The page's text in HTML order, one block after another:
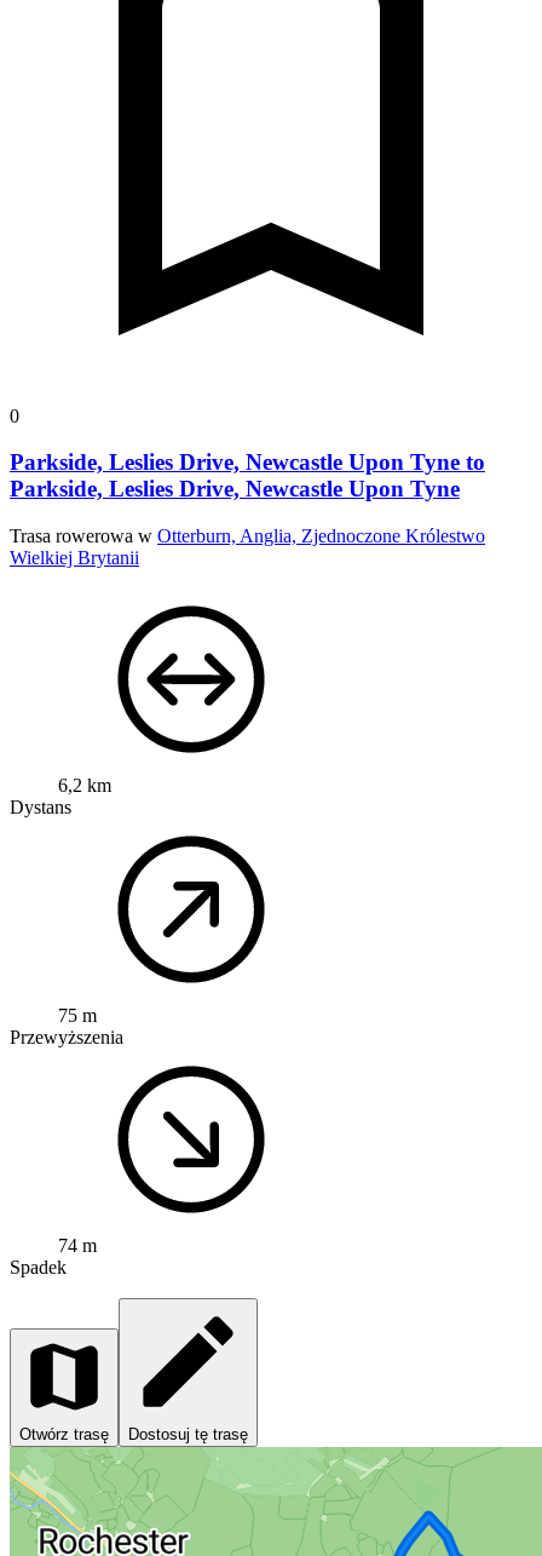
0
Parkside, Leslies Drive, Newcastle Upon Tyne to
Parkside, Leslies Drive, Newcastle Upon Tyne
Trasa rowerowa w Otterburn, Anglia, Zjednoczone Królestwo
Wielkiej Brytanii
6,2 km
Dystans
75 m
Przewyższenia
74 m
Spadek
Otwórz trasę Dostosuj tę trasę